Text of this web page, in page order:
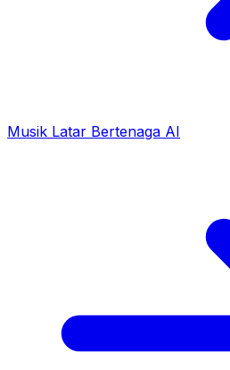
Musik Latar Bertenaga AI